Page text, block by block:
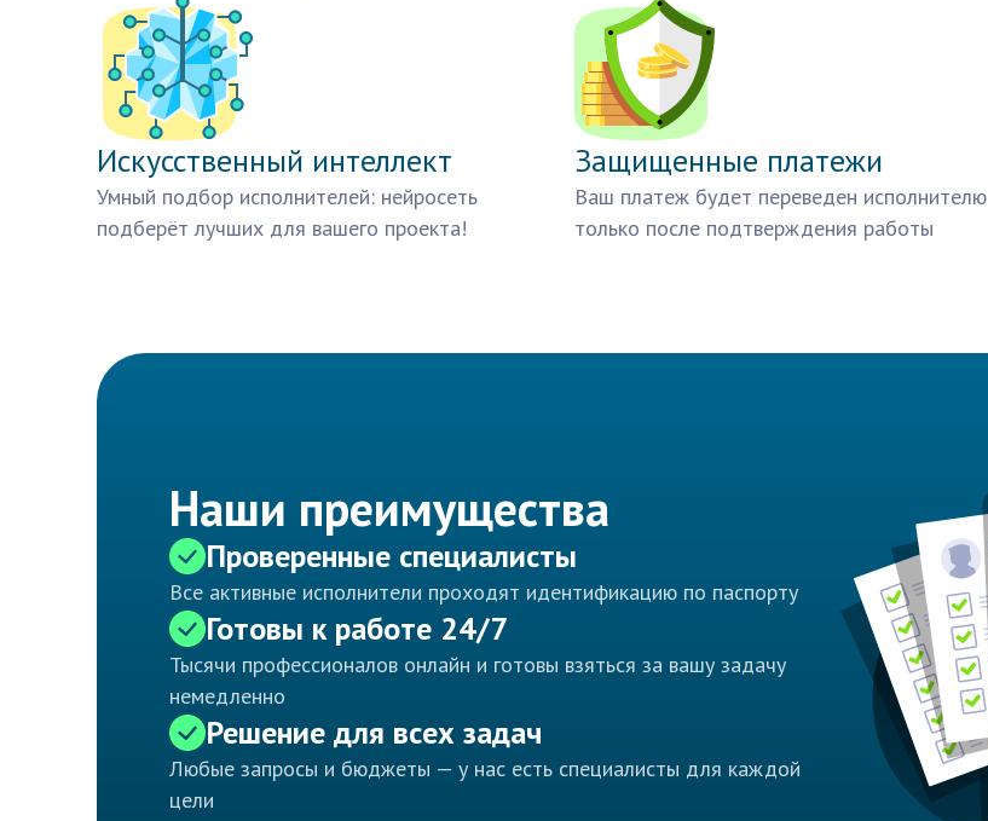
Искусственный интеллект
Умный подбор исполнителей: нейросеть
подберёт лучших для вашего проекта!
Защищенные платежи
Ваш платеж будет переведен исполнителю
только после подтверждения работы
Наши преимущества
Проверенные специалисты
Все активные исполнители проходят идентификацию по паспорту
Готовы к работе 24/7
Тысячи профессионалов онлайн и готовы взяться за вашу задачу
немедленно
Решение для всех задач
Любые запросы и бюджеты — у нас есть специалисты для каждой
цели